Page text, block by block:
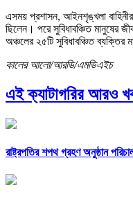
এসময় প্রশাসন, আইনশৃঙ্খলা বাহিনীর
ছিলেন। পরে সুবিধাবঞ্চিত মানুষের
অঞ্চলের ২৫টি সুবিধাবঞ্চিত ব্যক্তির
কালের আলো/আরডি/এমডিএইচ
এই ক্যাটাগরির আরও
রাষ্ট্রপতির শপথ গ্রহণ অনুষ্ঠান